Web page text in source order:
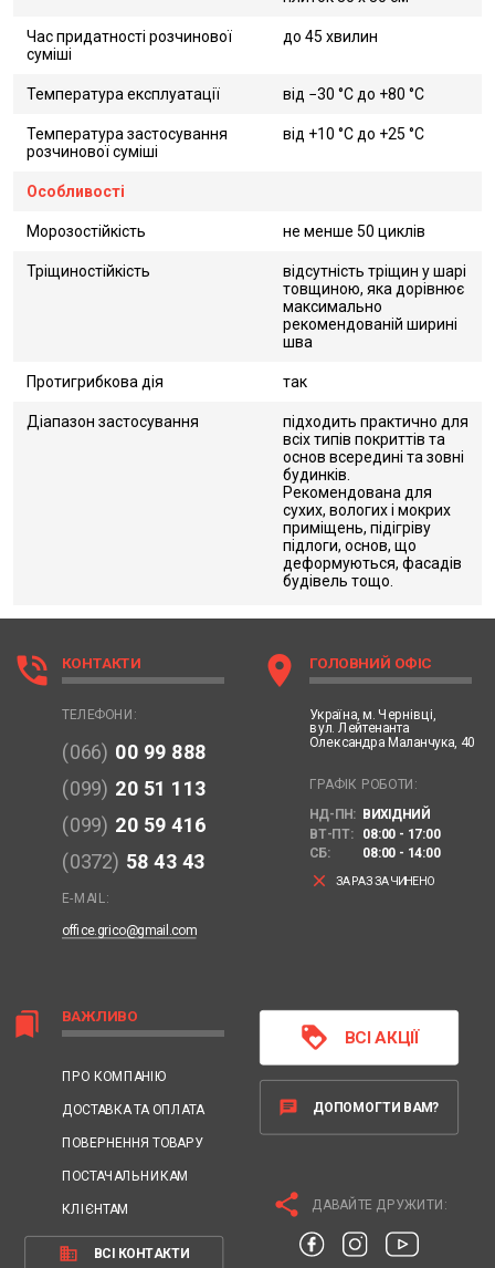
Час придатності розчинової
суміші
до 45 хвилин
Температура експлуатації від −30 °C до +80 °C
Температура застосування
розчинової суміші
від +10 °C до +25 °C
Особливості
Морозостійкість не менше 50 циклів
Тріщиностійкість
відсутність тріщин у шарі
товщиною, яка дорівнює
максимально
рекомендованій ширині
шва
Протигрибкова дія так
Діапазон застосування
підходить практично для
всіх типів покриттів та
основ всередині та зовні
будинків.
Рекомендована для
сухих, вологих і мокрих
приміщень, підігріву
підлоги, основ, що
деформуються, фасадів
будівель тощо.
bookmarks ВАЖЛИВО
ПРО КОМПАНІЮ
ДОСТАВКА ТА ОПЛАТА
ПОВЕРНЕННЯ ТОВАРУ
ПОСТАЧАЛЬНИКАМ
КЛІЄНТАМ
business ВСІ КОНТАКТИ
phone_in_talk КОНТАКТИ
ТЕЛЕФОНИ:
(066) 00 99 888
(099) 20 51 113
(099) 20 59 416
(0372) 58 43 43
E-MAIL:
office.grico@gmail.com
location_on ГОЛОВНИЙ ОФІС
Україна, м. Чернівці,
вул. Лейтенанта
Олександра Маланчука, 40
ГРАФІК РОБОТИ:
НД-ПН: ВИХІДНИЙ
ВТ-ПТ:
08:00 - 17:00
СБ:
08:00 - 14:00
clear ЗАРАЗ ЗАЧИНЕНО
loyalty ВСІ АКЦІЇ
chat ДОПОМОГТИ ВАМ?
share ДАВАЙТЕ ДРУЖИТИ: